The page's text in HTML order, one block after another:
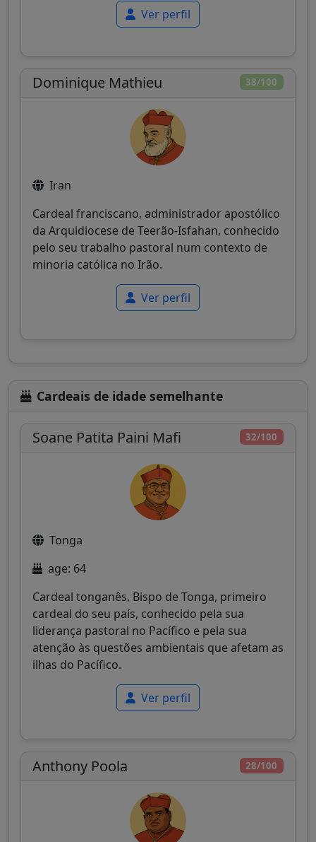
Ver perfil
38/100
Dominique Mathieu
Iran
Cardeal franciscano, administrador apostólico
da Arquidiocese de Teerão-Isfahan, conhecido
pelo seu trabalho pastoral num contexto de
minoria católica no Irão.
Ver perfil
Cardeais de idade semelhante
32/100
Soane Patita Paini Mafi
Tonga
age: 64
Cardeal tonganês, Bispo de Tonga, primeiro
cardeal do seu país, conhecido pela sua
liderança pastoral no Pacífico e pela sua
atenção às questões ambientais que afetam as
ilhas do Pacífico.
Ver perfil
28/100
Anthony Poola